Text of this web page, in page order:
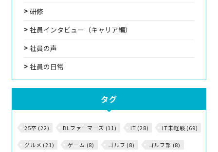
研修
社員インタビュー（キャリア編）
社員の声
社員の日常
タグ
25卒 (22) BLファーマーズ (11) IT (28) IT未経験 (69)
グルメ (21) ゲーム (8) ゴルフ (8) ゴルフ部 (8)